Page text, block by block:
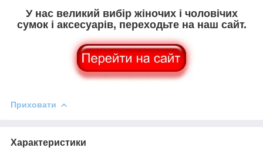
У нас великий вибір жіночих і чоловічих
сумок і аксесуарів, переходьте на наш сайт.
Приховати
Характеристики